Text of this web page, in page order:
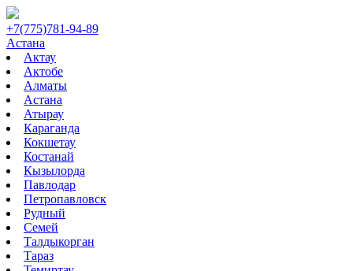
+7(775)781-94-89
Астана
Актау
Актобе
Алматы
Астана
Атырау
Караганда
Кокшетау
Костанай
Кызылорда
Павлодар
Петропавловск
Рудный
Семей
Талдыкорган
Тараз